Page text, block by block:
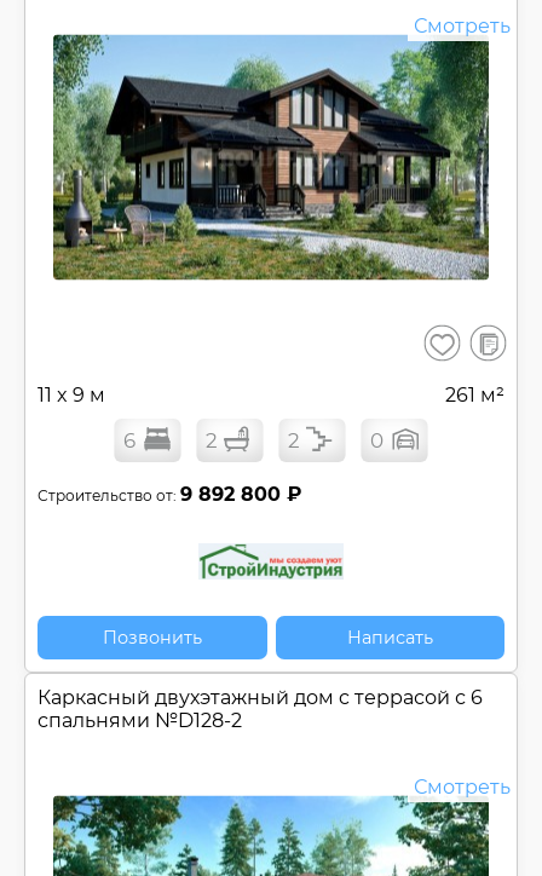
Смотреть
Сохранить
В
11 x 9 м 261 м²
6 2 2 0
Строительство от: 9 892 800 ₽
Позвонить Написать
Каркасный двухэтажный дом c террасой с 6
спальнями №D128-2
Смотреть